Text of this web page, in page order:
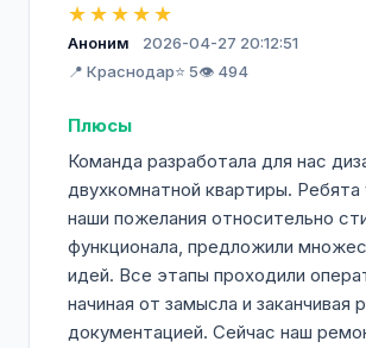
★★★★★
Аноним
2026-04-27 20:12:51
📍 Краснодар⭐ 5👁️ 494
Плюсы
Команда разработала для нас
двухкомнатной квартиры. Ребята
наши пожелания относительно
функционала, предложили
идей. Все этапы проходили
начиная от замысла и заканчивая
документацией. Сейчас наш